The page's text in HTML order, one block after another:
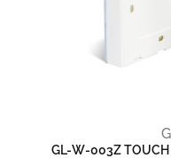
GL-W-003Z TOUCH